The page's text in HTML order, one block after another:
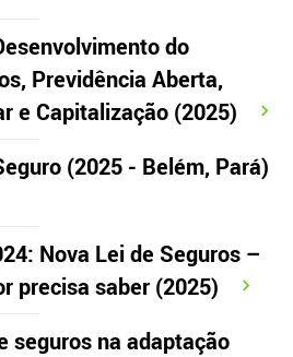
do
Previdência Aberta,
e Capitalização (2025)
(2025 - Belém, Pará)
Nova Lei de Seguros –
precisa saber (2025)
seguros na adaptação